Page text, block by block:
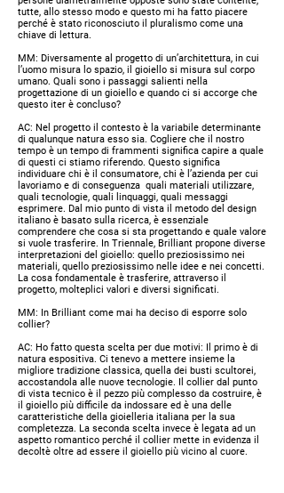
tutte, allo stesso modo e questo mi ha fatto piacere
perché è stato riconosciuto il pluralismo come una
chiave di lettura.
MM: Diversamente al progetto di un’architettura, in cui
l’uomo misura lo spazio, il gioiello si misura sul corpo
umano. Quali sono i passaggi salienti nella
progettazione di un gioiello e quando ci si accorge che
questo iter è concluso?
AC: Nel progetto il contesto è la variabile determinante
di qualunque natura esso sia. Cogliere che il nostro
tempo è un tempo di frammenti significa capire a quale
di questi ci stiamo riferendo. Questo significa
individuare chi è il consumatore, chi è l’azienda per cui
lavoriamo e di conseguenza quali materiali utilizzare,
quali tecnologie, quali linquaggi, quali messaggi
esprimere. Dal mio punto di vista il metodo del design
italiano è basato sulla ricerca, è essenziale
comprendere che cosa si sta progettando e quale valore
si vuole trasferire. In Triennale, Brilliant propone diverse
interpretazioni del gioiello: quello preziosissimo nei
materiali, quello preziosissimo nelle idee e nei concetti.
La cosa fondamentale è trasferire, attraverso il
progetto, molteplici valori e diversi significati.
MM: In Brilliant come mai ha deciso di esporre solo
collier?
AC: Ho fatto questa scelta per due motivi: Il primo è di
natura espositiva. Ci tenevo a mettere insieme la
migliore tradizione classica, quella dei busti scultorei,
accostandola alle nuove tecnologie. Il collier dal punto
di vista tecnico è il pezzo più complesso da costruire, è
il gioiello più difficile da indossare ed è una delle
caratteristiche della gioielleria italiana per la sua
completezza. La seconda scelta invece è legata ad un
aspetto romantico perché il collier mette in evidenza il
decoltè oltre ad essere il gioiello più vicino al cuore.